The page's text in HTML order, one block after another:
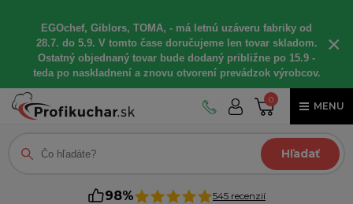
EGOchef, Giblors, TOMA, - má letnú uzáveru fabriky od
28.7. do 5.9. V tomto čase doručujeme len tovar skladom.
Ostatný objednaný tovar bude dodaný približne po 15.9 -
teda po naskladnení a znovu otvorení prevádzok výrobcov.
×
0
MENU
Hľadať
98% 545 recenzií